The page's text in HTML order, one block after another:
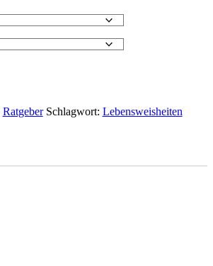
Ratgeber Schlagwort: Lebensweisheiten